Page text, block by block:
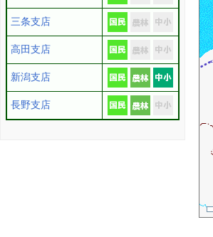
三条支店
高田支店
新潟支店
長野支店